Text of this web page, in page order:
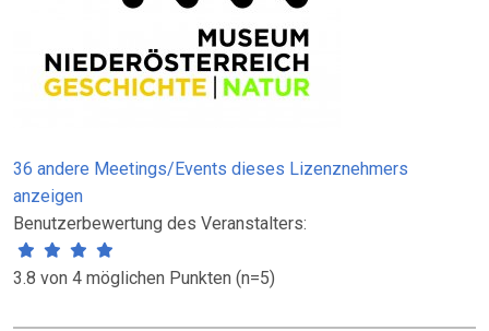
36 andere Meetings/Events dieses Lizenznehmers
anzeigen
Benutzerbewertung des Veranstalters:
3.8 von 4 möglichen Punkten (n=5)